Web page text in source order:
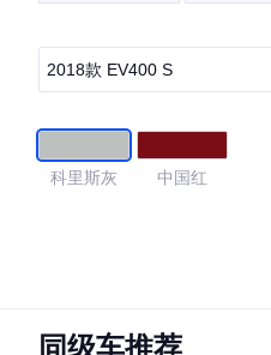
2018款 EV400 S
科里斯灰 中国红
同级车推荐